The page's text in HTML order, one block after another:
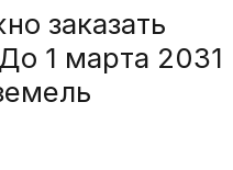
заказать
1 марта 2031